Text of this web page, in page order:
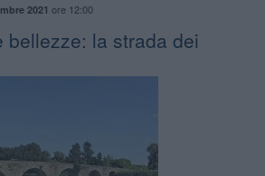
2021 ore 12:00
bellezze: la strada dei